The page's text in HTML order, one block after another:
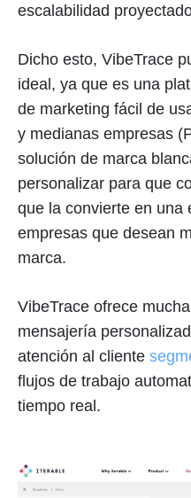
escalabilidad
Dicho esto, VibeTrace
ideal, ya que es una
de marketing fácil de
y medianas empresas
solución de marca
personalizar para que
que la convierte en una
empresas que desean
marca.
VibeTrace ofrece
mensajería
atención al cliente
flujos de trabajo
tiempo real.